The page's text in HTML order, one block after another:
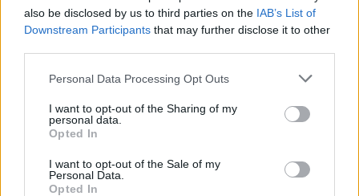
also be disclosed by us to third parties on the IAB’s List of
Downstream Participants that may further disclose it to other
Personal Data Processing Opt Outs
I want to opt-out of the Sharing of my
personal data.
Opted In
I want to opt-out of the Sale of my
Personal Data.
Opted In
Σύμφωνα με τους γονείς της μικρής, υπνοβατούσε συχνά και
έπρεπε να την επιστρέφουν στο κρεβάτι της τη νύχτα. Τη
νύχτα της τραγωδίας όμως, στις 4 Δεκεμβρίου, κανείς τους
Η μητέρα πιστεύει ότι το κορίτσι υπνοβάτησε μέχρι τον
διάδρομο, που δεν είχε θέρμανση και δεν μπόρεσε να βρει τον